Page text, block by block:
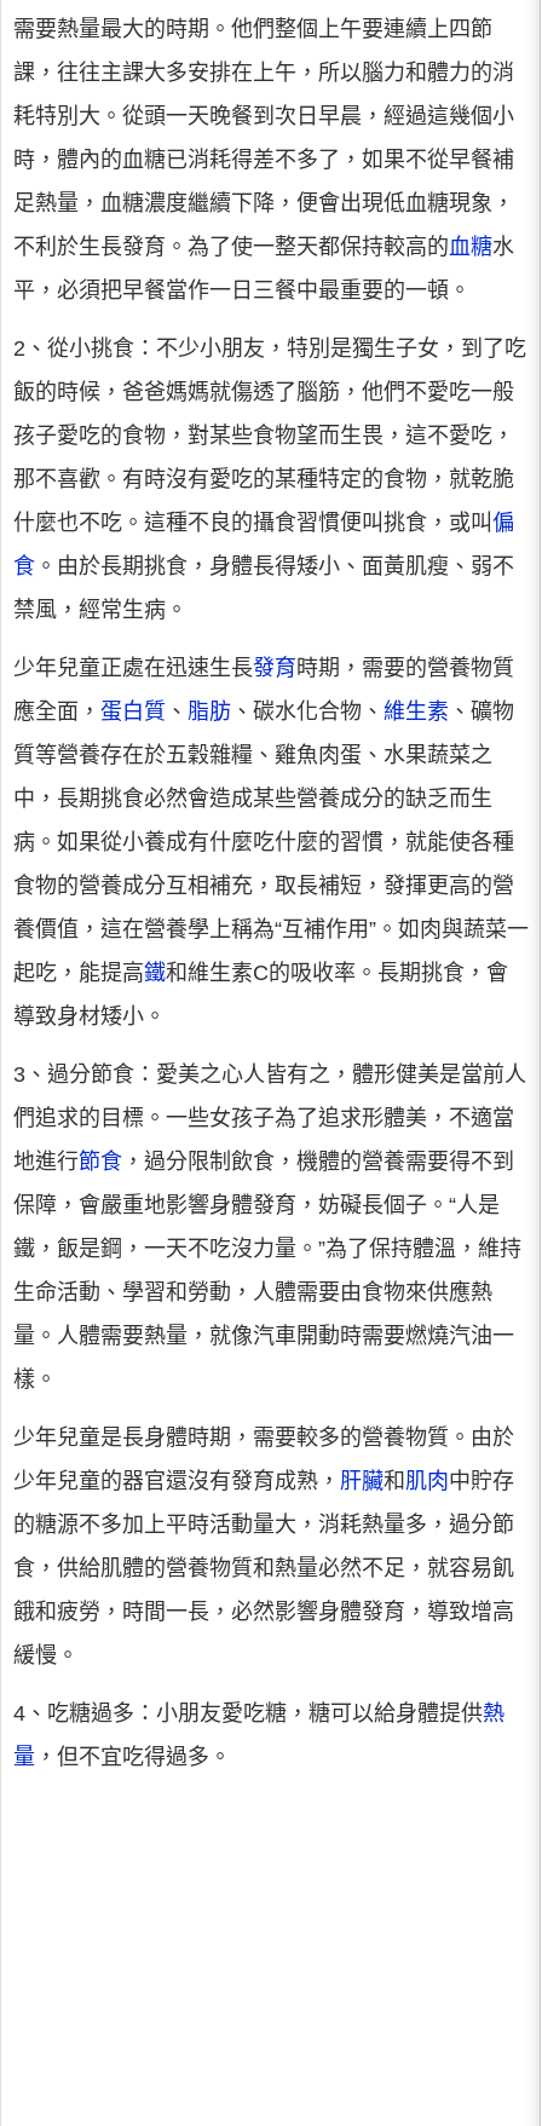
需要熱量最大的時期。他們整個上午要連續上四節
課，往往主課大多安排在上午，所以腦力和體力的消
耗特別大。從頭一天晚餐到次日早晨，經過這幾個小
時，體內的血糖已消耗得差不多了，如果不從早餐補
足熱量，血糖濃度繼續下降，便會出現低血糖現象，
不利於生長發育。為了使一整天都保持較高的血糖水
平，必須把早餐當作一日三餐中最重要的一頓。
2、從小挑食：不少小朋友，特別是獨生子女，到了吃
飯的時候，爸爸媽媽就傷透了腦筋，他們不愛吃一般
孩子愛吃的食物，對某些食物望而生畏，這不愛吃，
那不喜歡。有時沒有愛吃的某種特定的食物，就乾脆
什麼也不吃。這種不良的攝食習慣便叫挑食，或叫偏
食 。由於長期挑食，身體長得矮小、面黃肌瘦、弱不
禁風，經常生病。
少年兒童正處在迅速生長發育時期，需要的營養物質
應全面， 蛋白質 、 脂肪 、碳水化合物、 維生素 、礦物
質等營養存在於五穀雜糧、雞魚肉蛋、水果蔬菜之
中，長期挑食必然會造成某些營養成分的缺乏而生
病。如果從小養成有什麼吃什麼的習慣，就能使各種
食物的營養成分互相補充，取長補短，發揮更高的營
養價值，這在營養學上稱為“互補作用”。如肉與蔬菜一
起吃，能提高鐵和維生素C的吸收率。長期挑食，會
導致身材矮小。
3、過分節食：愛美之心人皆有之，體形健美是當前人
們追求的目標。一些女孩子為了追求形體美，不適當
地進行節食 ，過分限制飲食，機體的營養需要得不到
保障，會嚴重地影響身體發育，妨礙長個子。“人是
鐵，飯是鋼，一天不吃沒力量。”為了保持體溫，維持
生命活動、學習和勞動，人體需要由食物來供應熱
量。人體需要熱量，就像汽車開動時需要燃燒汽油一
樣。
少年兒童是長身體時期，需要較多的營養物質。由於
少年兒童的器官還沒有發育成熟， 肝臟和 肌肉 中貯存
的糖源不多加上平時活動量大，消耗熱量多，過分節
食，供給肌體的營養物質和熱量必然不足，就容易飢
餓和疲勞，時間一長，必然影響身體發育，導致增高
緩慢。
4、吃糖過多：小朋友愛吃糖，糖可以給身體提供熱
量 ，但不宜吃得過多。